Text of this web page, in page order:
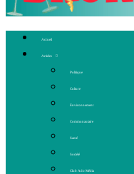
Accueil
Articles
Politique
Culture
Environnement
Communautaire
Santé
Société
Club Ado Média